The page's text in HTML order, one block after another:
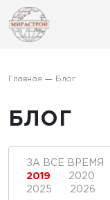
Главная Блог
БЛОГ
ЗА ВСЕ ВРЕМЯ
2019
2020
2025
2026